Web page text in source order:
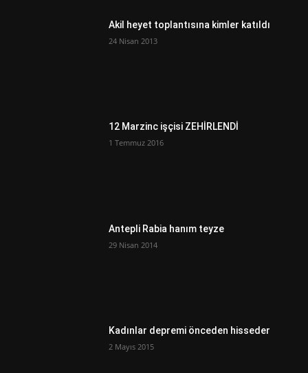
Akil heyet toplantısına kimler katıldı
24 Nisan 2013
12 Marzinc işçisi ZEHİRLENDİ
1 Temmuz 2016
Antepli Rabia hanım teyze
29 Nisan 2014
Kadınlar depremi önceden hisseder
2 Mayıs 2015